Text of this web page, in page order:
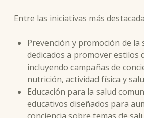
Entre las iniciativas más
Prevención y promoción de la
dedicados a promover estilos
incluyendo campañas de
nutrición, actividad física y
Educación para la salud
educativos diseñados para